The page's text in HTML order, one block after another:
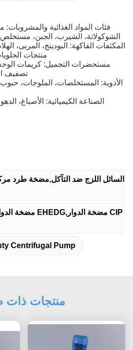
الشوكولاتة، الشيرب، الجبن، مستخلص
2المكثفات الفاكهة: البودينج، المربى،
3منتجات
تصفيف
اللزج ضد التآكل,مضخة طرد
Centrifugal Pump
منتجات ذات